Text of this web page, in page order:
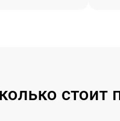
стоит